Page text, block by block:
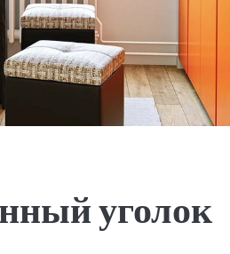
уголок